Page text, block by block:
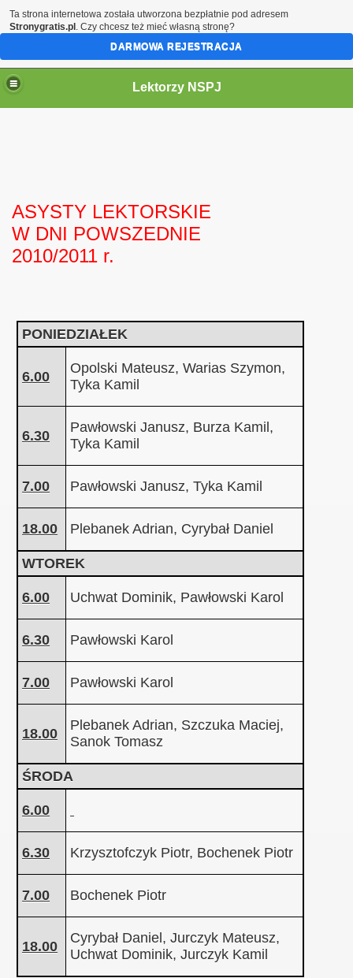
Lektorzy NSPJ
ASYSTY LEKTORSKIE
W DNI POWSZEDNIE
2010/2011 r.
PONIEDZIAŁEK
6.00
Opolski Mateusz, Warias Szymon,
Tyka Kamil
6.30
Pawłowski Janusz, Burza Kamil,
Tyka Kamil
7.00 Pawłowski Janusz, Tyka Kamil
18.00 Plebanek Adrian, Cyrybał Daniel
WTOREK
6.00 Uchwat Dominik, Pawłowski Karol
6.30 Pawłowski Karol
7.00 Pawłowski Karol
18.00
Plebanek Adrian, Szczuka Maciej,
Sanok Tomasz
ŚRODA
6.00
6.30 Krzysztofczyk Piotr, Bochenek Piotr
7.00 Bochenek Piotr
18.00
Cyrybał Daniel, Jurczyk Mateusz,
Uchwat Dominik, Jurczyk Kamil
Ta strona internetowa została utworzona bezpłatnie pod adresem
Stronygratis.pl . Czy chcesz też mieć własną stronę?
DARMOWA REJESTRACJA